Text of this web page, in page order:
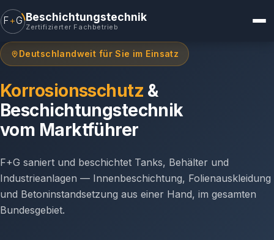
F+G Beschichtungstechnik
Zertifizierter Fachbetrieb
Deutschlandweit für Sie im Einsatz
Korrosionsschutz &
Beschichtungstechnik
vom Marktführer
F+G saniert und beschichtet Tanks, Behälter und
Industrieanlagen — Innenbeschichtung, Folienauskleidung
und Betoninstandsetzung aus einer Hand, im gesamten
Bundesgebiet.